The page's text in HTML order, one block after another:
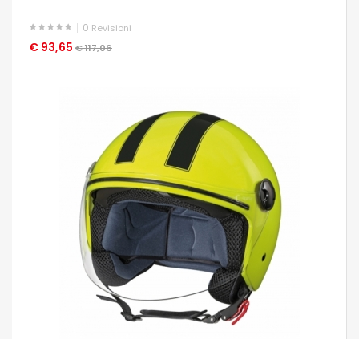
0 Revisioni
€ 93,65 € 117,06
OCCHIATA VELOCE